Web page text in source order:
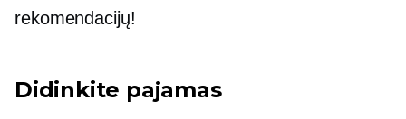
rekomendacijų!
Didinkite pajamas